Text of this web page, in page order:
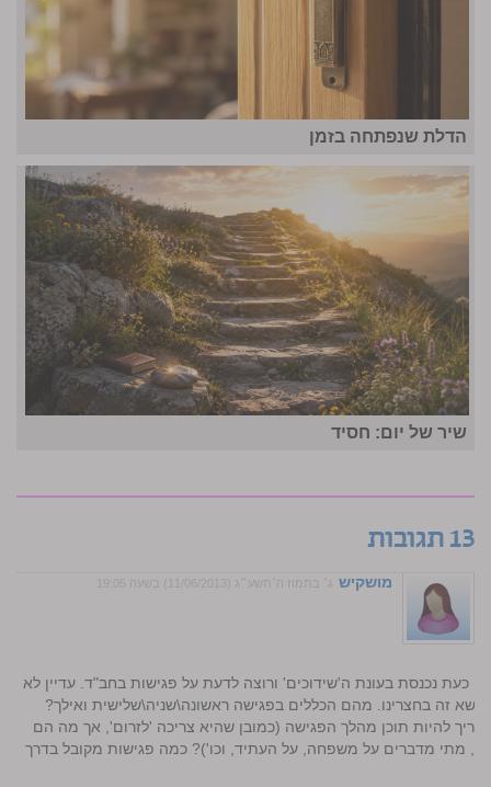
הדלת שנפתחה בזמן
שיר של יום: חסיד
13 תגובות
מושקיש ג׳ בתמוז ה׳תשע״ג (11/06/2013) בשעה 19:05
כעת נכנסת בעונת ה'שידוכים' ורוצה לדעת על פגישות בחב"ד. עדיין לא
זה בחצרינו. מהם הכללים בפגישה ראשונה\שניה\שלישית ואילך?
להיות תוכן מהלך הפגישה (כמובן שהיא צריכה 'לזרום', אך מה הם
מתי מדברים על משפחה, על העתיד, וכו')? כמה פגישות מקובל בדרך